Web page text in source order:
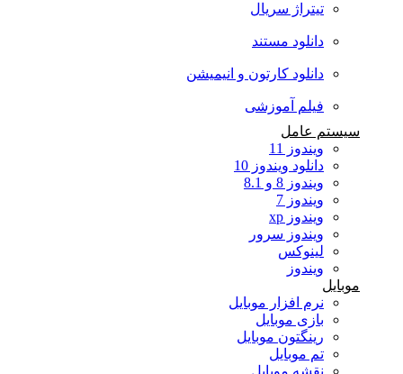
تیتراژ سریال
دانلود مستند
دانلود کارتون و انیمیشن
فیلم آموزشی
سیستم عامل
ویندوز 11
دانلود ویندوز 10
ویندوز 8 و 8.1
ویندوز 7
ویندوز xp
ویندوز سرور
لینوکس
ویندوز
موبایل
نرم افزار موبایل
بازی موبایل
رینگتون موبایل
تم موبایل
نقشه موبایل